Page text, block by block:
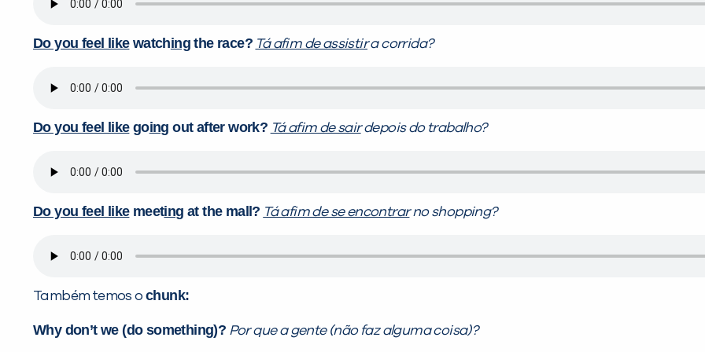
Do you feel likewatching the race? Tá afim de assistira corrida?
Do you feel likegoing out after work? Tá afim de sairdepois do trabalho?
Do you feel likemeeting at the mall? Tá afim de se encontrarno shopping?
Também temos o chunk:
Why don’t we (do something)? Por que a gente (não faz alguma coisa)?